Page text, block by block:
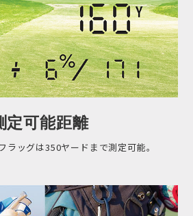
定可能距離
ラッグは350ヤードまで測定可能。